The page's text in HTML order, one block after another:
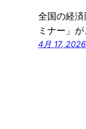
全国の経
ミナー」
4月 17, 2026